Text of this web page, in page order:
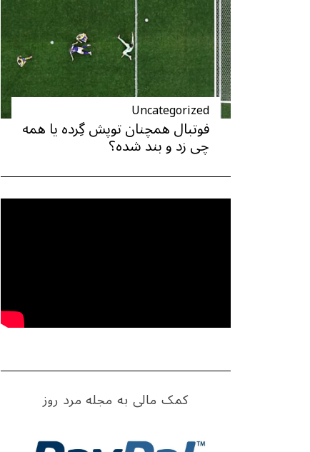
Uncategorized
فوتبال همچنان توپش گِرده یا همه
چی زد و بند شده؟
کمک مالی به مجله مرد روز